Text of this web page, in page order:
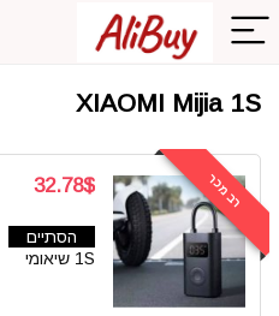
XIAOMI Mijia 1S
רב מכר 32.78$
הסתיים
1S שיאומי